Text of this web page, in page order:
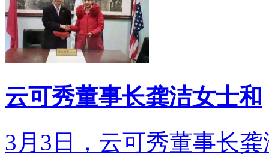
云可秀董事长龚洁女士和
3月3日，云可秀董事长